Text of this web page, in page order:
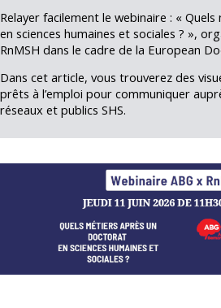
Relayer facilement le webinaire : «
en sciences humaines et sociales ? »,
RnMSH dans le cadre de la European
Dans cet article, vous trouverez des
prêts à l’emploi pour communiquer
réseaux et publics SHS.